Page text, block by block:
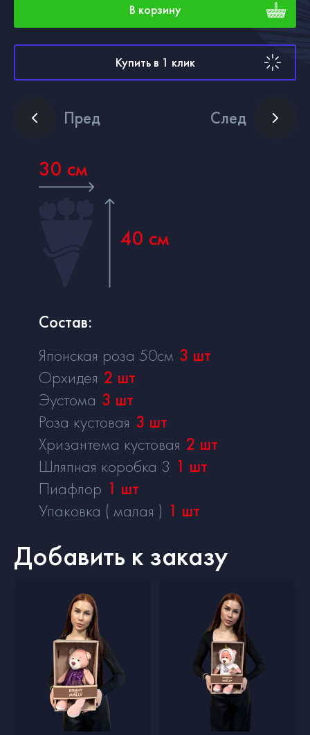
В корзину
Купить в 1 клик
Пред След
30 см
40 см
Состав:
Японская роза 50см 3 шт
Орхидея 2 шт
Эустома 3 шт
Роза кустовая 3 шт
Хризантема кустовая 2 шт
Шляпная коробка 3 1 шт
Пиафлор 1 шт
Упаковка ( малая ) 1 шт
Добавить к заказу